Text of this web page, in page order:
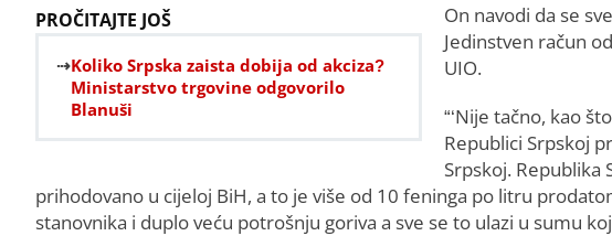
PROČITAJTE JOŠ
Koliko Srpska zaista dobija od akciza?
Ministarstvo trgovine odgovorilo
Blanuši
On navodi da se
Jedinstven račun
UIO.
“‘Nije tačno, kao
Republici Srpskoj
Srpskoj. Republika
prihodovano u cijeloj BiH, a to je više od 10 feninga po litru
stanovnika i duplo veću potrošnju goriva a sve se to ulazi u sumu